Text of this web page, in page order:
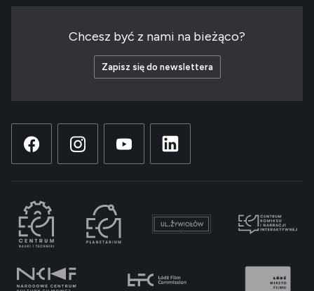
Chcesz być z nami na bieżąco?
Zapisz się do newslettera